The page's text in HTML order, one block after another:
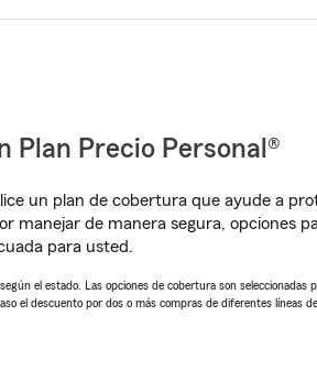
Plan Precio Personal®
un plan de cobertura que ayude a
manejar de manera segura, opciones
para usted.
el estado. Las opciones de cobertura son seleccionadas
el descuento por dos o más compras de diferentes líneas